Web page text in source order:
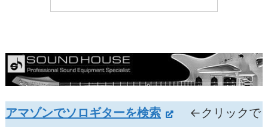
アマゾンでソロギターを検索
←クリックで